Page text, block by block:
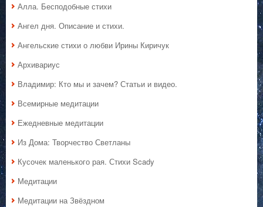
Алла. Бесподобные стихи
Ангел дня. Описание и стихи.
Ангельские стихи о любви Ирины Киричук
Архивариус
Владимир: Кто мы и зачем? Статьи и видео.
Всемирные медитации
Ежедневные медитации
Из Дома: Творчество Светланы
Кусочек маленького рая. Стихи Scady
Медитации
Медитации на Звёздном